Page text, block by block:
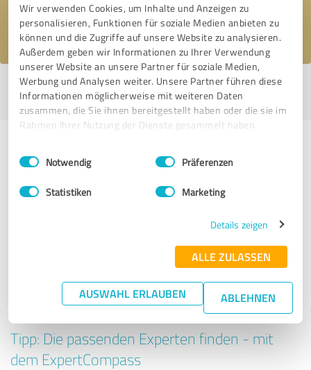
Wir verwenden Cookies, um Inhalte und Anzeigen zu
personalisieren, Funktionen für soziale Medien anbieten zu
können und die Zugriffe auf unsere Website zu analysieren.
Außerdem geben wir Informationen zu Ihrer Verwendung
unserer Website an unsere Partner für soziale Medien,
Werbung und Analysen weiter. Unsere Partner führen diese
Informationen möglicherweise mit weiteren Daten
zusammen, die Sie ihnen bereitgestellt haben oder die sie im
Rahmen Ihrer Nutzung der Dienste gesammelt haben.
Impressum Datenschutzbestimmungen
Einwilligungsauswahl
Notwendig Präferenzen
Statistiken Marketing
Details zeigen
ALLE ZULASSEN
AUSWAHL ERLAUBEN ABLEHNEN
Ich stimme denDatenschutzbestimmungenzu.
Profil aktiv seit 17.11.2024 |Letzte Aktualisierung: 17.11.2024|Profil
melden
Anbietern aus dem Bereich Beauty
Activa Laserzentrum - Dauerhafte Haarentfernung
Tipp: Die passenden Experten finden - mit
dem ExpertCompass